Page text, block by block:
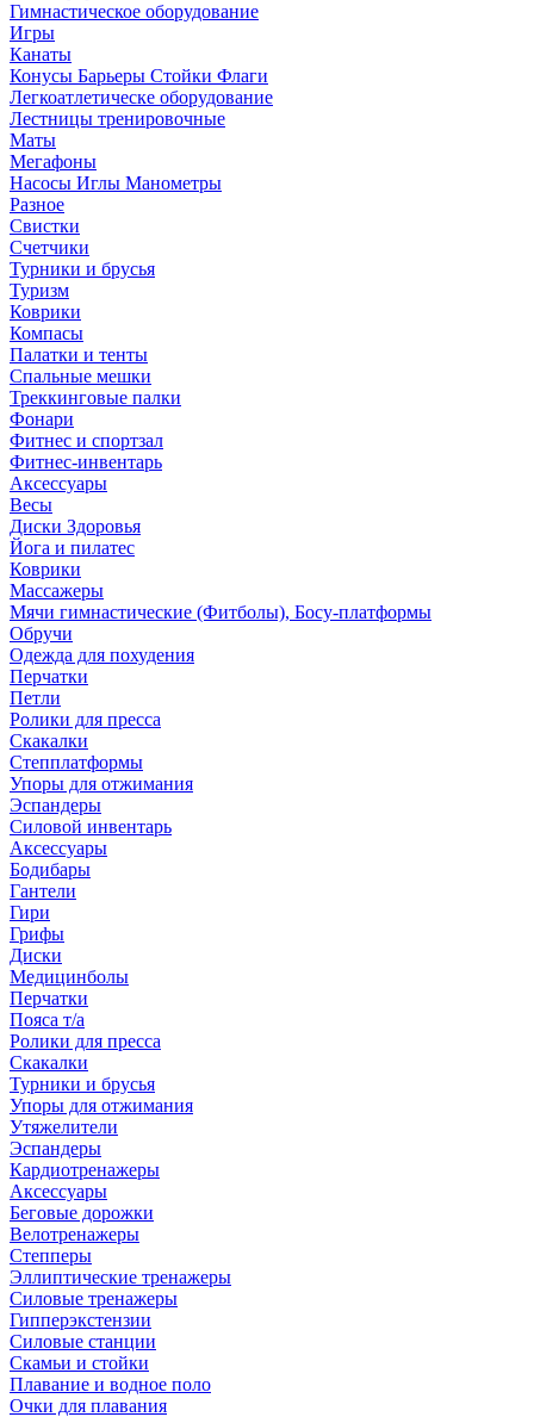
Гимнастическое оборудование
Игры
Канаты
Конусы Барьеры Стойки Флаги
Легкоатлетическе оборудование
Лестницы тренировочные
Маты
Мегафоны
Насосы Иглы Манометры
Разное
Свистки
Счетчики
Турники и брусья
Туризм
Коврики
Компасы
Палатки и тенты
Спальные мешки
Треккинговые палки
Фонари
Фитнес и спортзал
Фитнес-инвентарь
Аксессуары
Весы
Диски Здоровья
Йога и пилатес
Коврики
Массажеры
Мячи гимнастические (Фитболы), Босу-платформы
Обручи
Одежда для похудения
Перчатки
Петли
Ролики для пресса
Скакалки
Степплатформы
Упоры для отжимания
Эспандеры
Силовой инвентарь
Аксессуары
Бодибары
Гантели
Гири
Грифы
Диски
Медицинболы
Перчатки
Пояса т/а
Ролики для пресса
Скакалки
Турники и брусья
Упоры для отжимания
Утяжелители
Эспандеры
Кардиотренажеры
Аксессуары
Беговые дорожки
Велотренажеры
Степперы
Эллиптические тренажеры
Силовые тренажеры
Гипперэкстензии
Силовые станции
Скамьи и стойки
Плавание и водное поло
Очки для плавания